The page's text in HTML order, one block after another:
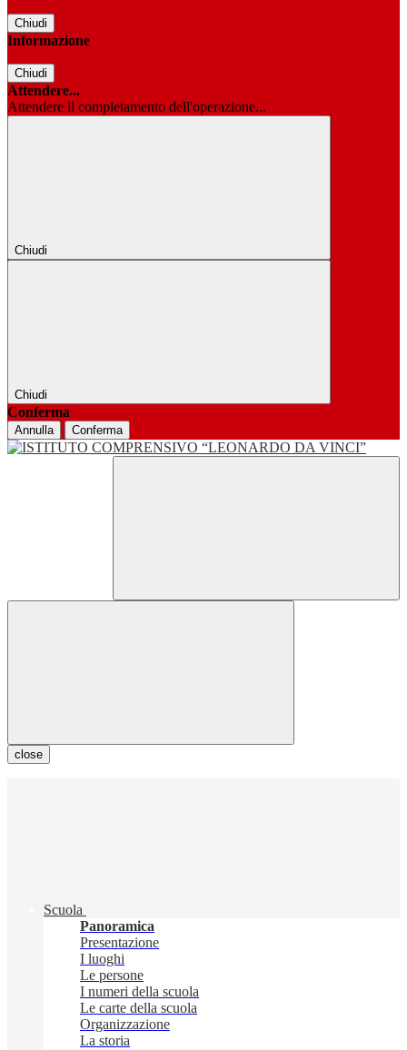
Chiudi
Informazione
Chiudi
Attendere...
Attendere il completamento dell'operazione...
Chiudi
Chiudi
Conferma
Annulla Conferma
close
Scuola
Panoramica
Presentazione
I luoghi
Le persone
I numeri della scuola
Le carte della scuola
Organizzazione
La storia